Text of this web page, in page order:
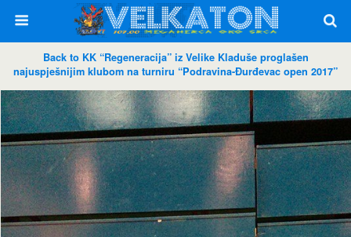
Back to KK “Regeneracija” iz Velike Kladuše proglašen
najuspješnijim klubom na turniru “Podravina-Đurđevac open 2017”